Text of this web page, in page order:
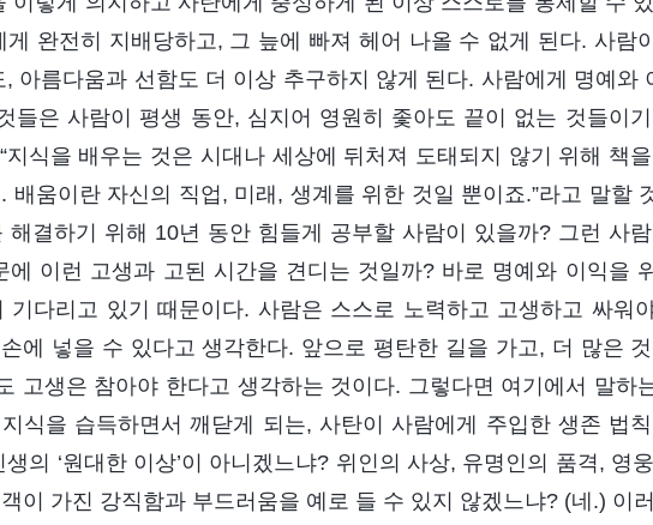
게 완전히 지배당하고, 그 늪에 빠져 헤어 나올 수 없게 된다. 사람
, 아름다움과 선함도 더 이상 추구하지 않게 된다. 사람에게 명예와
들은 사람이 평생 동안, 심지어 영원히 좇아도 끝이 없는 것들이
지식을 배우는 것은 시대나 세상에 뒤처져 도태되지 않기 위해 책
배움이란 자신의 직업, 미래, 생계를 위한 것일 뿐이죠.”라고 말할
해결하기 위해 10년 동안 힘들게 공부할 사람이 있을까? 그런 사
에 이런 고생과 고된 시간을 견디는 것일까? 바로 명예와 이익을
기다리고 있기 때문이다. 사람은 스스로 노력하고 고생하고 싸워
에 넣을 수 있다고 생각한다. 앞으로 평탄한 길을 가고, 더 많은
고생은 참아야 한다고 생각하는 것이다. 그렇다면 여기에서 말하
식을 습득하면서 깨닫게 되는, 사탄이 사람에게 주입한 생존 법
의 ‘원대한 이상’이 아니겠느냐? 위인의 사상, 유명인의 품격, 영
이 가진 강직함과 부드러움을 예로 들 수 있지 않겠느냐? (네.) 이